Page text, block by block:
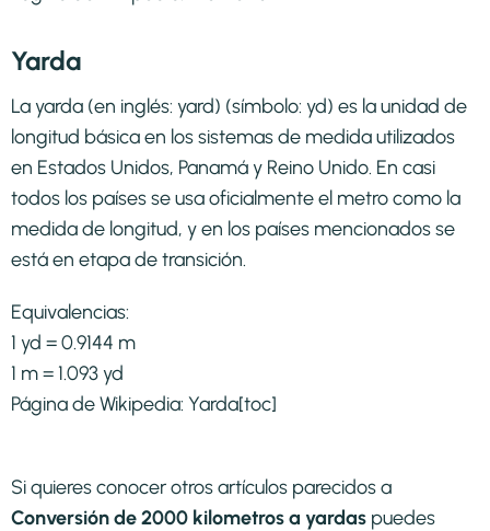
Yarda
La yarda (en inglés: yard) (símbolo: yd) es la unidad de
longitud básica en los sistemas de medida utilizados
en Estados Unidos, Panamá y Reino Unido. En casi
todos los países se usa oficialmente el metro como la
medida de longitud, y en los países mencionados se
está en etapa de transición.​
Equivalencias:
1 yd = 0.9144 m
1 m = 1.093 yd
Página de Wikipedia: Yarda[toc]
Si quieres conocer otros artículos parecidos a
Conversión de 2000 kilometros a yardas puedes